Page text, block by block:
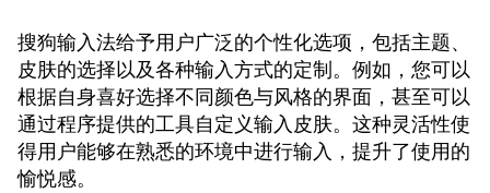
搜狗输入法给予用户广泛的个性化选项，包括主题、
皮肤的选择以及各种输入方式的定制。例如，您可以
根据自身喜好选择不同颜色与风格的界面，甚至可以
通过程序提供的工具自定义输入皮肤。这种灵活性使
得用户能够在熟悉的环境中进行输入，提升了使用的
愉悦感。